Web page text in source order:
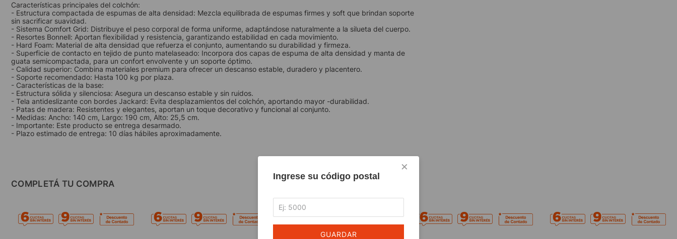
×
Ingrese su código postal
GUARDAR
Características principales del colchón:
- Estructura compactada de espumas de alta densidad: Mezcla equilibrada de espumas firmes y soft que brindan soporte
sin sacrificar suavidad.
- Sistema Comfort Grid: Distribuye el peso corporal de forma uniforme, adaptándose naturalmente a la silueta del cuerpo.
- Resortes Bonnell: Aportan flexibilidad y resistencia, garantizando estabilidad en cada movimiento.
- Hard Foam: Material de alta densidad que refuerza el conjunto, aumentando su durabilidad y firmeza.
- Superficie de contacto en tejido de punto matelaseado: Incorpora dos capas de espuma de alta densidad y manta de
guata semicompactada, para un confort envolvente y un soporte óptimo.
- Calidad superior: Combina materiales premium para ofrecer un descanso estable, duradero y placentero.
- Soporte recomendado: Hasta 100 kg por plaza.
- Características de la base:
- Estructura sólida y silenciosa: Asegura un descanso estable y sin ruidos.
- Tela antideslizante con bordes Jackard: Evita desplazamientos del colchón, aportando mayor -durabilidad.
- Patas de madera: Resistentes y elegantes, aportan un toque decorativo y funcional al conjunto.
- Medidas: Ancho: 140 cm, Largo: 190 cm, Alto: 25,5 cm.
- Importante: Este producto se entrega desarmado.
- Plazo estimado de entrega: 10 días hábiles aproximadamente.
COMPLETÁ TU COMPRA